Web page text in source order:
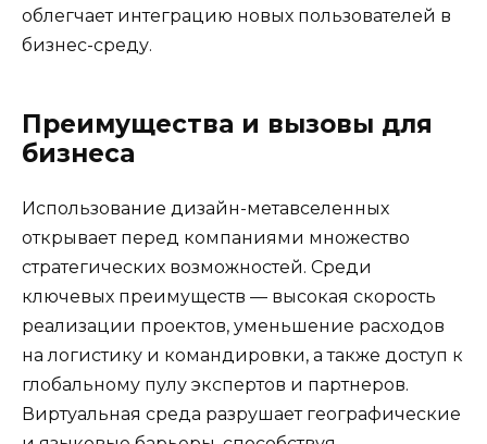
облегчает интеграцию новых пользователей в
бизнес-среду.
Преимущества и вызовы для
бизнеса
Использование дизайн-метавселенных
открывает перед компаниями множество
стратегических возможностей. Среди
ключевых преимуществ — высокая скорость
реализации проектов, уменьшение расходов
на логистику и командировки, а также доступ к
глобальному пулу экспертов и партнеров.
Виртуальная среда разрушает географические